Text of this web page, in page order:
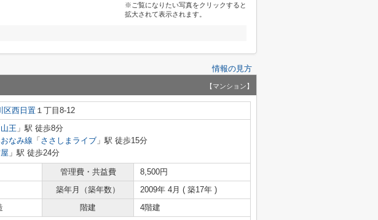
※ご覧になりたい写真をクリックすると
拡大されて表示されます。
情報の見方
【マンション】
区西日置 １丁目8-12
山王 」駅 徒歩8分
なみ線 「 ささしまライブ 」駅 徒歩15分
」駅 徒歩24分
管理費・共益費
8,500円
築年月（築年数）
2009年 4月 ( 築17年 )
階建 4階建